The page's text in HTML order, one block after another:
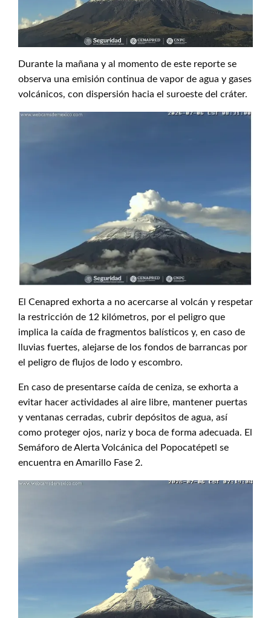
Durante la mañana y al momento de este reporte se
observa una emisión continua de vapor de agua y gases
volcánicos, con dispersión hacia el suroeste del cráter.
El Cenapred exhorta a no acercarse al volcán y respetar
la restricción de 12 kilómetros, por el peligro que
implica la caída de fragmentos balísticos y, en caso de
lluvias fuertes, alejarse de los fondos de barrancas por
el peligro de flujos de lodo y escombro.
En caso de presentarse caída de ceniza, se exhorta a
evitar hacer actividades al aire libre, mantener puertas
y ventanas cerradas, cubrir depósitos de agua, así
como proteger ojos, nariz y boca de forma adecuada. El
Semáforo de Alerta Volcánica del Popocatépetl se
encuentra en Amarillo Fase 2.